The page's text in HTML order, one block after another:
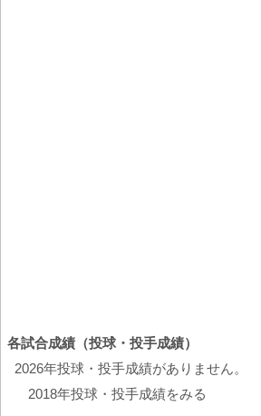
各試合成績（投球・投手成績）
2026年投球・投手成績がありません。
2018年投球・投手成績をみる